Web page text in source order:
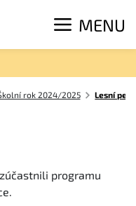
MENU
rok 2024/2025 Lesní
programu